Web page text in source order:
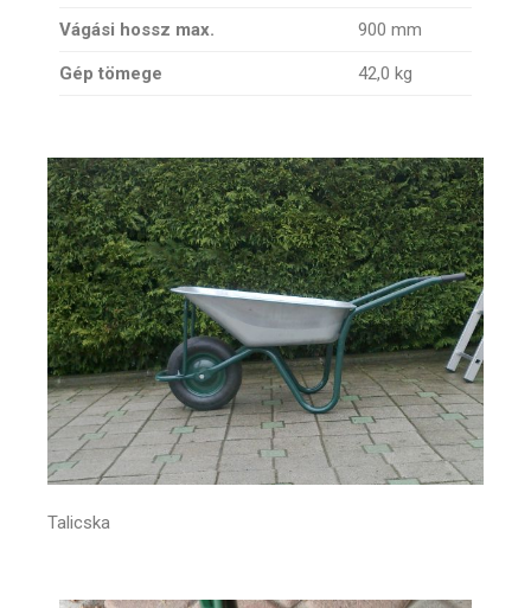
Vágási hossz max. 900 mm
Gép tömege 42,0 kg
Talicska